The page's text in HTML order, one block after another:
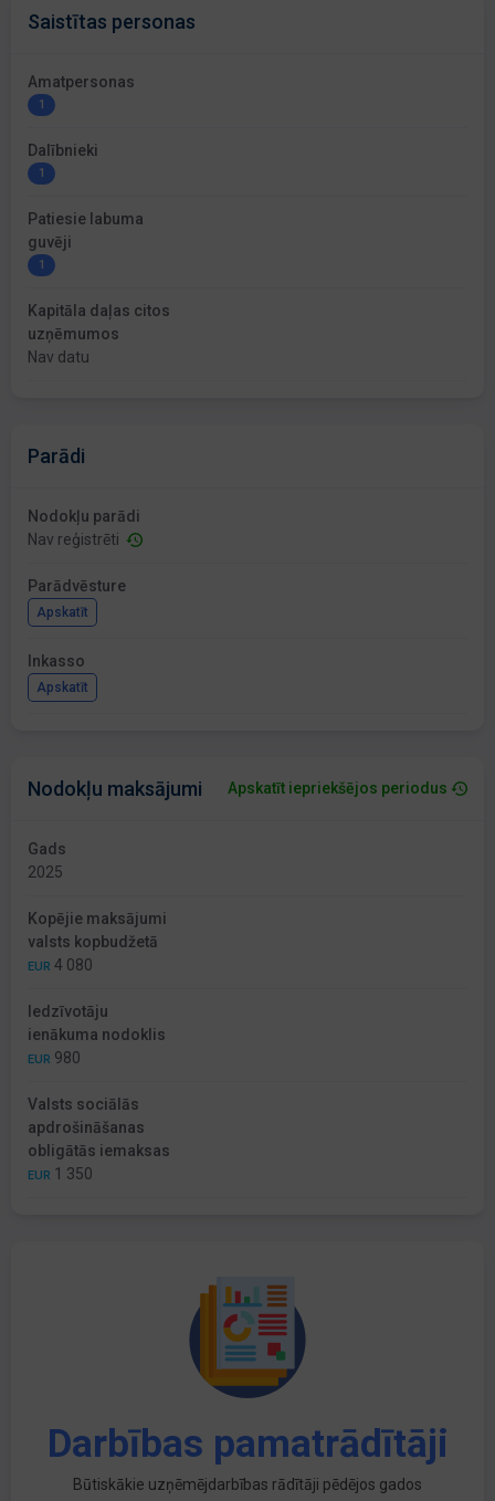
Saistītas personas
Amatpersonas
1
Dalībnieki
1
Patiesie labuma
guvēji
1
Kapitāla daļas citos
uzņēmumos
Nav datu
Parādi
Nodokļu parādi
Nav reģistrēti
Parādvēsture
Apskatīt
Inkasso
Apskatīt
Nodokļu maksājumi Apskatīt iepriekšējos periodus
Gads
2025
Kopējie maksājumi
valsts kopbudžetā
EUR 4 080
Iedzīvotāju
ienākuma nodoklis
EUR 980
Valsts sociālās
apdrošināšanas
obligātās iemaksas
EUR 1 350
Darbības pamatrādītāji
Būtiskākie uzņēmējdarbības rādītāji pēdējos gados